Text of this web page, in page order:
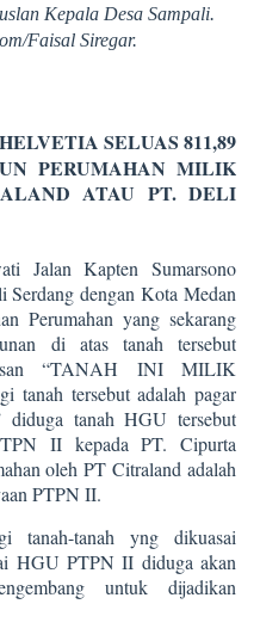
Kepala Desa Sampali.
Faisal Siregar.
SELUAS 811,89
PERUMAHAN MILIK
ATAU PT. DELI
Jalan Kapten Sumarsono
Serdang dengan Kota Medan
Perumahan yang sekarang
di atas tanah tersebut
“TANAH INI MILIK
tanah tersebut adalah pagar
tanah HGU tersebut
II kepada PT. Cipurta
oleh PT Citraland adalah
PTPN II.
tanah-tanah yng dikuasai
HGU PTPN II diduga akan
untuk dijadikan